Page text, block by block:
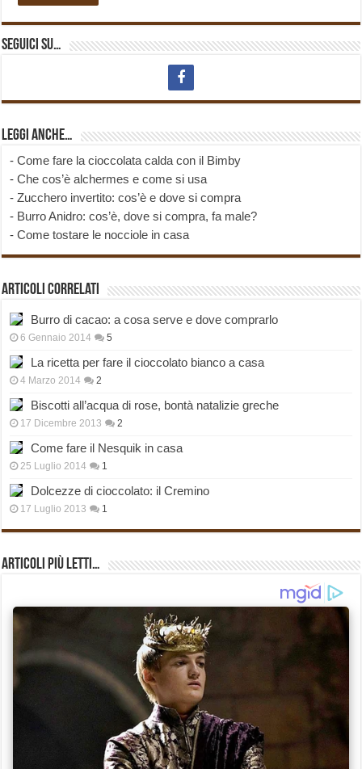
Seguici su…
Leggi anche…
-Come fare la cioccolata calda con il Bimby
-Che cos’è alchermes e come si usa
-Zucchero invertito: cos’è e dove si compra
- Burro Anidro: cos’è, dove si compra, fa male?
-Come tostare le nocciole in casa
Articoli correlati
Burro di cacao: a cosa serve e dove comprarlo
6 Gennaio 2014 5
La ricetta per fare il cioccolato bianco a casa
4 Marzo 2014 2
Biscotti all’acqua di rose, bontà natalizie greche
17 Dicembre 2013 2
Come fare il Nesquik in casa
25 Luglio 2014 1
Dolcezze di cioccolato: il Cremino
17 Luglio 2013 1
Articoli più Letti…